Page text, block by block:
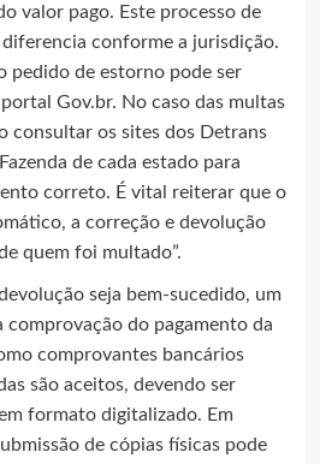
valor pago. Este processo de
conforme a jurisdição.
pedido de estorno pode ser
Gov.br. No caso das multas
consultar os sites dos Detrans
de cada estado para
correto. É vital reiterar que o
a correção e devolução
quem foi multado”.
seja bem-sucedido, um
do pagamento da
comprovantes bancários
são aceitos, devendo ser
formato digitalizado. Em
de cópias físicas pode